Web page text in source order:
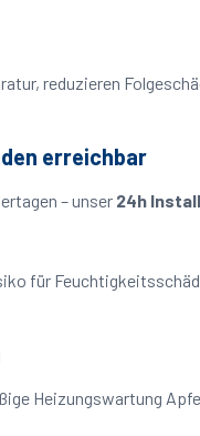
reduzieren
erreichbar
– unser 24h
für
Heizungswartung